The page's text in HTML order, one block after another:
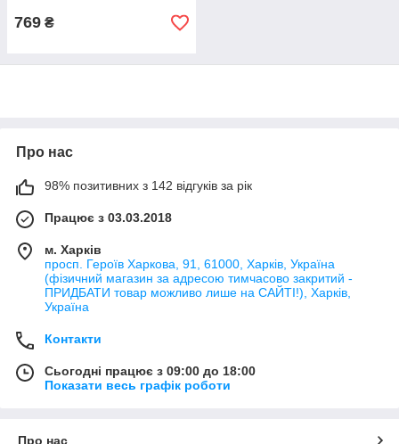
769 ₴
Про нас
98% позитивних з 142 відгуків за рік
Працює з 03.03.2018
м. Харків
просп. Героїв Харкова, 91, 61000, Харків, Україна
(фізичний магазин за адресою тимчасово закритий -
ПРИДБАТИ товар можливо лише на САЙТІ!), Харків,
Україна
Контакти
Сьогодні працює з 09:00 до 18:00
Показати весь графік роботи
Про нас